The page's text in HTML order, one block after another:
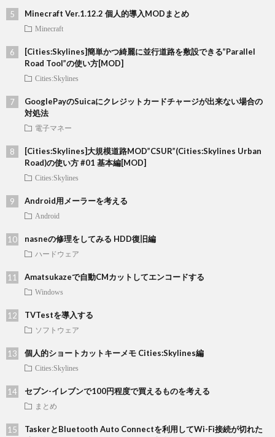
Minecraft Ver.1.12.2 個人的導入MODまとめ
Minecraft
[Cities:Skylines]簡単かつ綺麗に並行道路を敷設できる”Parallel
Road Tool”の使い方[MOD]
Cities:Skylines
GooglePayのSuicaにクレジットカードチャージが出来ない場合の
対処法
電子マネー
[Cities:Skylines]大規模道路MOD”CSUR”(Cities:Skylines Urban
Road)の使い方 #01 基本編[MOD]
Cities:Skylines
Android用メーラーを考える
Android
nasneの修理をしてみる HDD復旧編
ハードウェア
Amatsukazeで自動CMカットしてエンコードする
Windows
TVTestを導入する
ソフトウェア
個人的ショートカットキーメモ Cities:Skylines編
Cities:Skylines
セブン-イレブンで100円程度で買えるものを考える
まとめ
TaskerとBluetooth Auto Connectを利用してWi-Fi接続が切れた